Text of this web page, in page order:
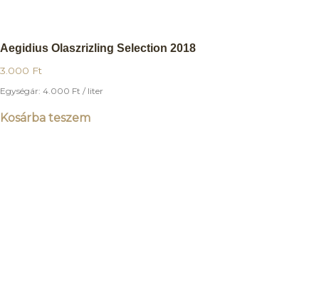
Aegidius Olaszrizling Selection 2018
3.000 Ft
Egységár: 4.000 Ft / liter
Kosárba teszem